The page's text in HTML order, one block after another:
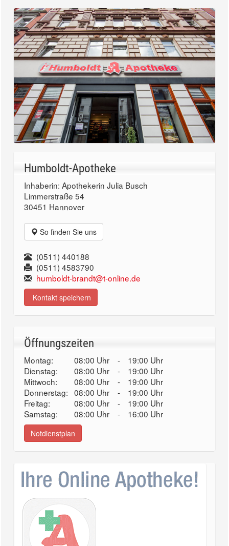
Humboldt-Apotheke
Inhaberin: Apothekerin Julia Busch
Limmerstraße 54
30451 Hannover
So finden Sie uns
(0511) 440188
(0511) 4583790
humboldt-brandt@t-online.de
Kontakt speichern
Öffnungszeiten
Montag: 08:00 Uhr -
19:00 Uhr
Dienstag:
08:00 Uhr -
19:00 Uhr
Mittwoch:
08:00 Uhr -
19:00 Uhr
Donnerstag: 08:00 Uhr -
19:00 Uhr
Freitag:
08:00 Uhr -
19:00 Uhr
Samstag:
08:00 Uhr - 16:00 Uhr
Notdienstplan